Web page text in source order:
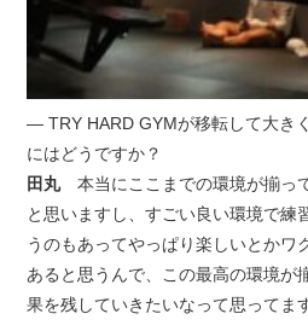
— TRY HARD GYMが移転して大き
にはどうですか？
田丸本当にここまでの環境が揃っ
と思いますし、すごい良い環境で練
うのもあってやっぱり楽しいとかワ
あると思うんで、この最高の環境が
果を残していきたいなって思ってま